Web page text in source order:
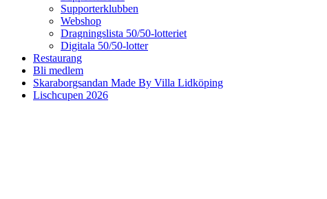
Supporterklubben
Webshop
Dragningslista 50/50-lotteriet
Digitala 50/50-lotter
Restaurang
Bli medlem
Skaraborgsandan Made By Villa Lidköping
Lischcupen 2026